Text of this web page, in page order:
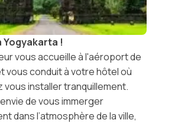
Yogyakarta !
vous accueille à l'aéroport de
vous conduit à votre hôtel où
vous installer tranquillement.
de vous immerger
dans l’atmosphère de la ville,